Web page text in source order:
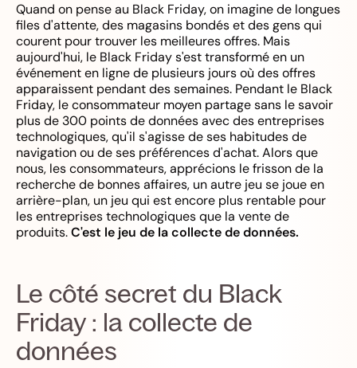
Quand on pense au Black Friday, on imagine de longues
files d'attente, des magasins bondés et des gens qui
courent pour trouver les meilleures offres. Mais
aujourd'hui, le Black Friday s'est transformé en un
événement en ligne de plusieurs jours où des offres
apparaissent pendant des semaines. Pendant le Black
Friday, le consommateur moyen partage sans le savoir
plus de 300 points de données avec des entreprises
technologiques, qu'il s'agisse de ses habitudes de
navigation ou de ses préférences d'achat. Alors que
nous, les consommateurs, apprécions le frisson de la
recherche de bonnes affaires, un autre jeu se joue en
arrière-plan, un jeu qui est encore plus rentable pour
les entreprises technologiques que la vente de
produits.C'est le jeu de la collecte de données.
Le côté secret du Black
Friday : la collecte de
données